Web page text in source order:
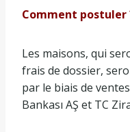
Comment postuler
Les maisons, qui
frais de dossier,
par le biais de
Bankası AŞ et TC